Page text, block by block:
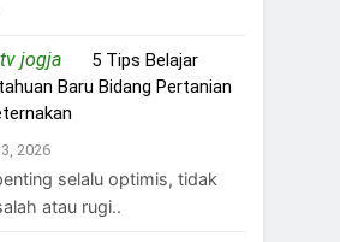
jogjaon 5 Tips Belajar
Baru Bidang Pertanian
2026
selalu optimis, tidak
atau rugi..